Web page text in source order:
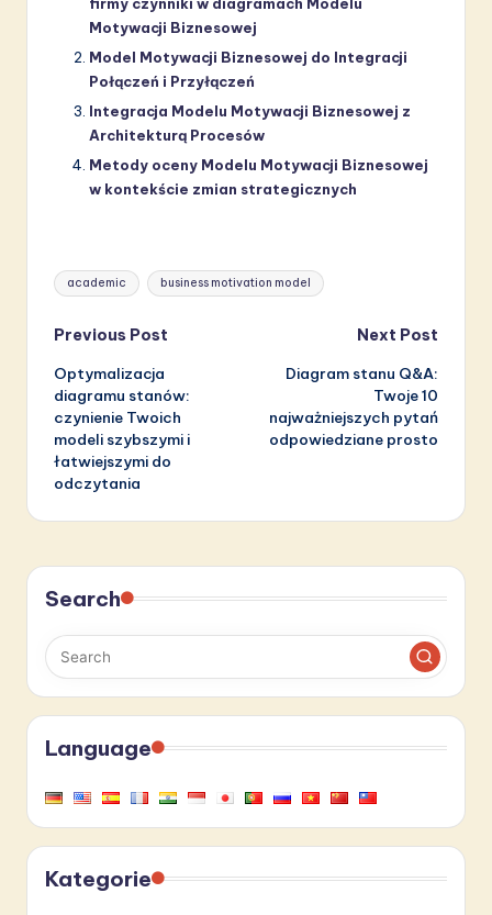
Motywacji Biznesowej
Model Motywacji Biznesowej do Integracji
Połączeń i Przyłączeń
Integracja Modelu Motywacji Biznesowej z
Architekturą Procesów
Metody oceny Modelu Motywacji Biznesowej
w kontekście zmian strategicznych
Tags:
academic business motivation model
Post
navigation
Previous Post
Optymalizacja
diagramu stanów:
czynienie Twoich
modeli szybszymi i
łatwiejszymi do
odczytania
Next Post
Diagram stanu Q&A:
Twoje 10
najważniejszych pytań
odpowiedziane prosto
Search
Language
Kategorie